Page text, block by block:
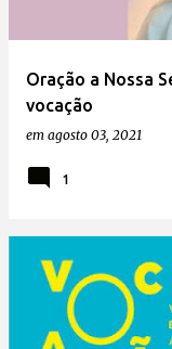
Oração a Nossa
vocação
em agosto 03, 2021
1